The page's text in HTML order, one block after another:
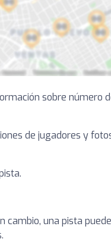
sobre número
de jugadores y
cambio, una pista